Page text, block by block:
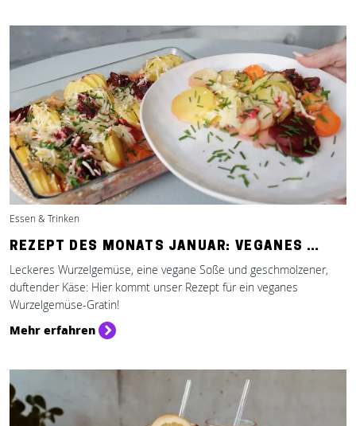
Essen & Trinken
REZEPT DES MONATS JANUAR: VEGANES …
Leckeres Wurzelgemüse, eine vegane Soße und geschmolzener,
duftender Käse: Hier kommt unser Rezept für ein veganes
Wurzelgemüse-Gratin!
Mehr erfahren